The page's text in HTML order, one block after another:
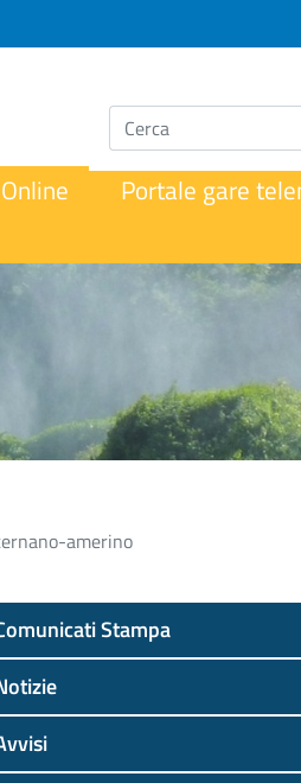
Portale gare
amerino
Stampa